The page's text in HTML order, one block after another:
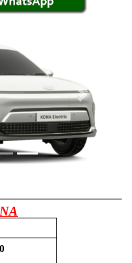
Next